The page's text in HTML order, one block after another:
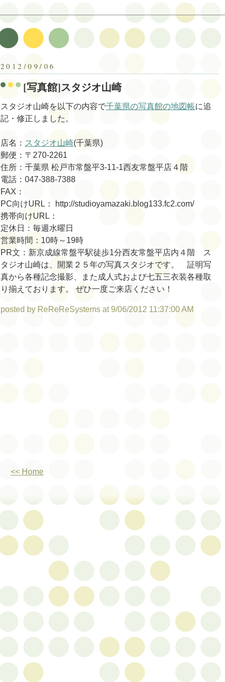
2012/09/06
[写真館]スタジオ山崎
スタジオ山崎を以下の内容で千葉県の写真館の地図帳に追
記・修正しました。
店名： スタジオ山崎(千葉県)
郵便：〒270-2261
住所：千葉県 松戸市常盤平3-11-1西友常盤平店４階
電話：047-388-7388
FAX：
PC向けURL： http://studioyamazaki.blog133.fc2.com/
携帯向けURL：
定休日：毎週水曜日
営業時間：10時～19時
PR文：新京成線常盤平駅徒歩1分西友常盤平店内４階 ス
タジオ山崎は、開業２５年の写真スタジオです。 証明写
真から各種記念撮影、また成人式および七五三衣装各種取
り揃えております。 ぜひ一度ご来店ください！
posted by ReReReSystems at 9/06/2012 11:37:00 AM
<< Home